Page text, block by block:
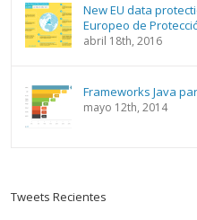
New EU data
Europeo de
abril 18th, 2016
Frameworks Java
mayo 12th, 2014
Tweets Recientes